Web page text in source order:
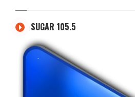
SUGAR 105.5